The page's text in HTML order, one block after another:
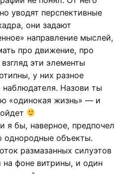
уводят перспективные
они задают
направление мыслей,
про движение, про
эти элементы
у них разное
наблюдателя. Назови ты
«одинокая жизнь» — и
я бы, наверное, предпочел
однородные объекты.
размазанных силуэтов
фоне витрины, и один